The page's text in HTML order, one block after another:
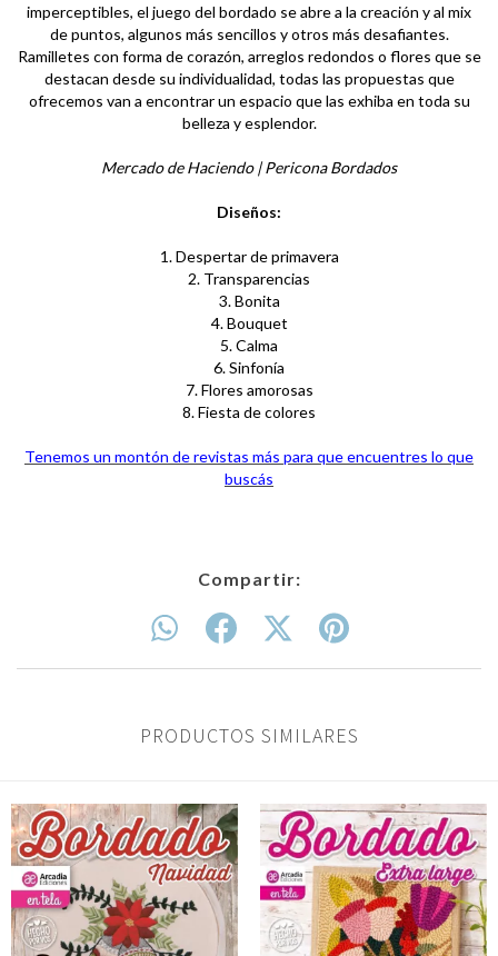
imperceptibles, el juego del bordado se abre a la creación y al mix
de puntos, algunos más sencillos y otros más desafiantes.
Ramilletes con forma de corazón, arreglos redondos o flores que se
destacan desde su individualidad, todas las propuestas que
ofrecemos van a encontrar un espacio que las exhiba en toda su
belleza y esplendor.
Mercado de Haciendo | Pericona Bordados
Diseños:
1. Despertar de primavera
2. Transparencias
3. Bonita
4. Bouquet
5. Calma
6. Sinfonía
7. Flores amorosas
8. Fiesta de colores
Tenemos un montón de revistas más para que encuentres lo que
buscás
Compartir:
PRODUCTOS SIMILARES